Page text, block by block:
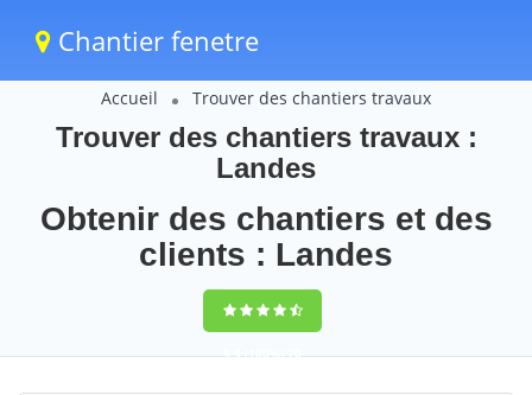
Chantier fenetre
Accueil Trouver des chantiers travaux
Trouver des chantiers travaux :
Landes
Obtenir des chantiers et des
clients : Landes
9,5(100%)70